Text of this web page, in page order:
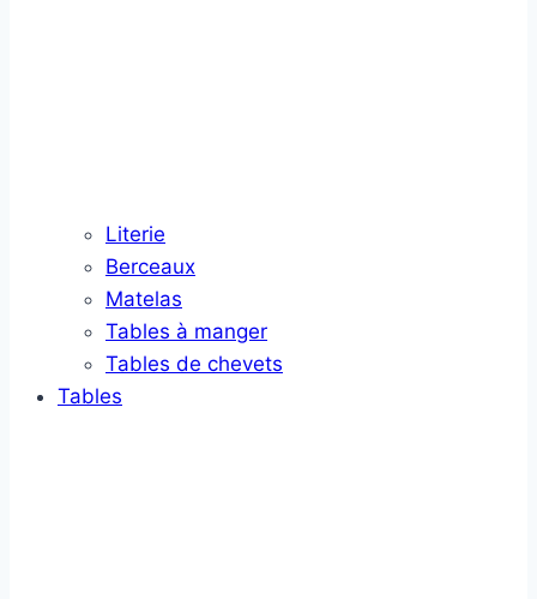
Literie
Berceaux
Matelas
Tables à manger
Tables de chevets
Tables